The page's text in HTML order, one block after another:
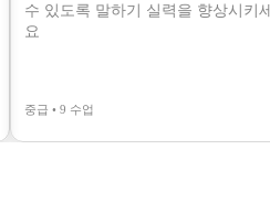
수 있도록 말하기 실력을 향상시키세
요
중급 • 9 수업